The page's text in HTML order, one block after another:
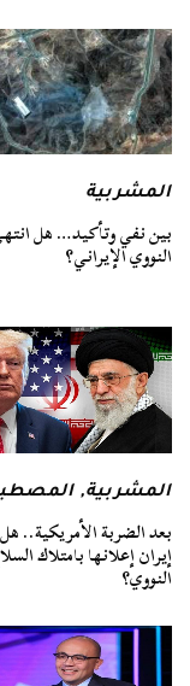
المشربية
بين نفي وتأكيد… هل
النووي الإيراني؟
المشربية,
بعد الضربة الأمريكية..
إيران إعلانها بامتلاك
النووي؟